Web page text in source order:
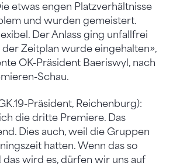
etwas engen Platzverhältnisse
und wurden gemeistert.
Der Anlass ging unfallfrei
der Zeitplan wurde eingehalten»,
OK-Präsident Baeriswyl, nach
Schau.
Präsident, Reichenburg):
die dritte Premiere. Das
Dies auch, weil die Gruppen
hatten. Wenn das so
wird es, dürfen wir uns auf